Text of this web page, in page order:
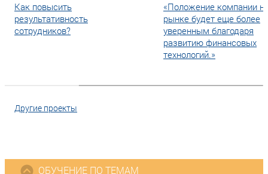
Как повысить
результативность
сотрудников?
«Положение компании
рынке будет еще более
уверенным благодаря
развитию финансовых
технологий.»
Другие проекты
ОБУЧЕНИЕ ПО ТЕМАМ